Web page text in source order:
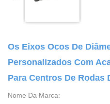
Os Eixos Ocos De
Personalizados Com
Para Centros De Rodas
Nome Da Marca: